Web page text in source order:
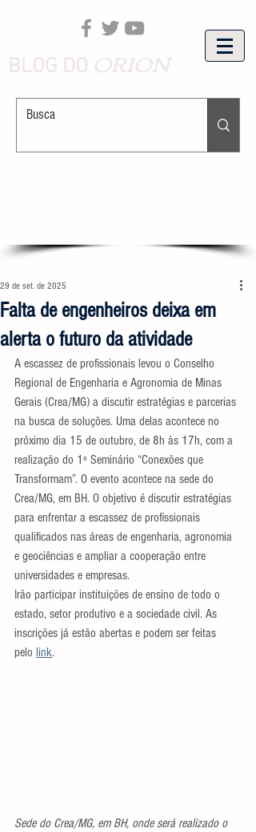
Falta de engenheiros deixa em
alerta o futuro da atividade
29 de set. de 2025
A escassez de profissionais levou o Conselho
Regional de Engenharia e Agronomia de Minas
Gerais (Crea/MG) a discutir estratégias e parcerias
na busca de soluções. Uma delas acontece no
próximo dia 15 de outubro, de 8h às 17h, com a
realização do 1º Seminário “Conexões que
Transformam”. O evento acontece na sede do
Crea/MG, em BH. O objetivo é discutir estratégias
para enfrentar a escassez de profissionais
qualificados nas áreas de engenharia, agronomia
e geociências e ampliar a cooperação entre
universidades e empresas.
Irão participar instituições de ensino de todo o
estado, setor produtivo e a sociedade civil. As
inscrições já estão abertas e podem ser feitas
pelo link.
Sede do Crea/MG, em BH, onde será realizado o